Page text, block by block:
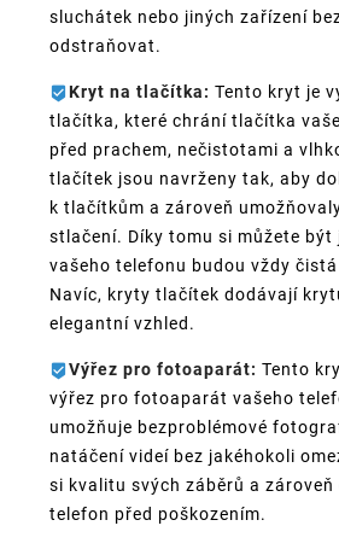
sluchátek nebo jiných zařízení
odstraňovat.
Kryt na tlačítka: Tento kryt je
tlačítka, které chrání tlačítka
před prachem, nečistotami a
tlačítek jsou navrženy tak, aby
k tlačítkům a zároveň
stlačení. Díky tomu si můžete
vašeho telefonu budou vždy
Navíc, kryty tlačítek dodávají
elegantní vzhled.
Výřez pro fotoaparát: Tento
výřez pro fotoaparát vašeho
umožňuje bezproblémové
natáčení videí bez jakéhokoli
si kvalitu svých záběrů a
telefon před poškozením.